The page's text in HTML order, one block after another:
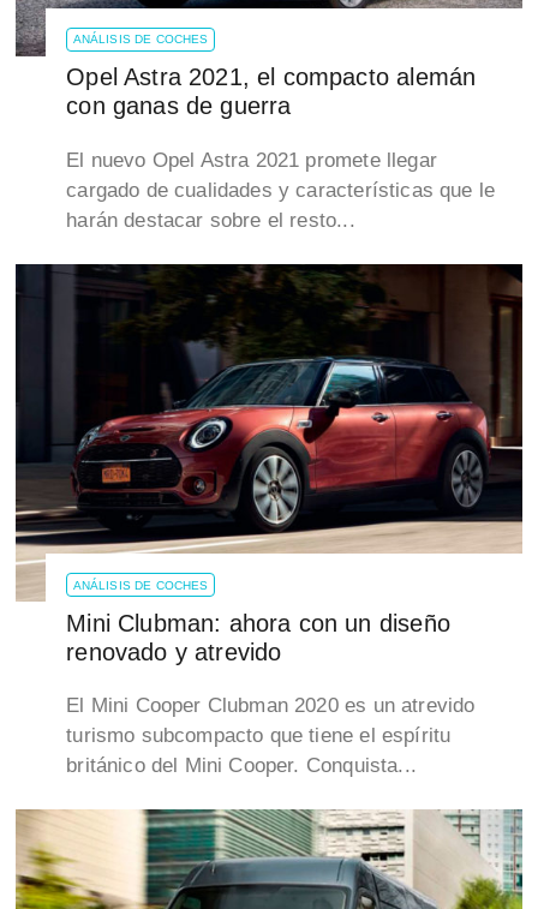
ANÁLISIS DE COCHES
Opel Astra 2021, el compacto alemán
con ganas de guerra
El nuevo Opel Astra 2021 promete llegar
cargado de cualidades y características que le
harán destacar sobre el resto...
ANÁLISIS DE COCHES
Mini Clubman: ahora con un diseño
renovado y atrevido
El Mini Cooper Clubman 2020 es un atrevido
turismo subcompacto que tiene el espíritu
británico del Mini Cooper. Conquista...